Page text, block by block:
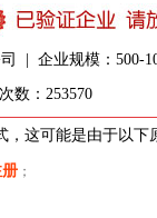
| 企业规模：500-
数：253570
，这可能是由于以下
；